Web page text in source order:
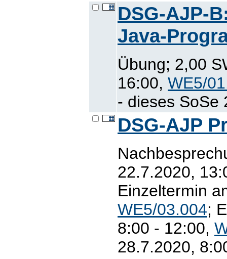
DSG-AJP-
Java-
Übung; 2,00
16:00, WE5/
- dieses SoSe
DSG-AJP
22.7.2020,
Einzeltermin
WE5/03.004;
8:00 - 12:00,
28.7.2020,